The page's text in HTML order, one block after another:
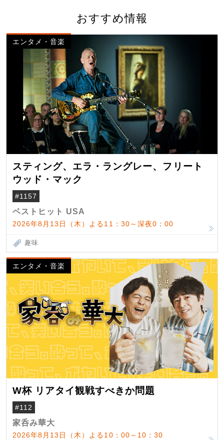
おすすめ情報
エンタメ・音楽
スティング、エラ・ラングレー、フリート
ウッド・マック
#1157
ベストヒット USA
2026年8月13日（木）よる11：30～深夜0：00
趣味
エンタメ・音楽
W杯 リアタイ観戦すべきか問題
#112
家呑み華大
2026年8月13日（木）よる10：00～10：30